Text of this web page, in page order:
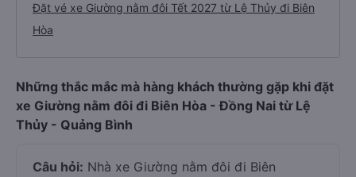
Đặt vé xe Giường nằm đôi Tết 2027 từ Lệ Thủy đi Biên
Hòa
Những thắc mắc mà hàng khách thường gặp khi đặt
xe Giường nằm đôi đi Biên Hòa - Đồng Nai từ Lệ
Thủy - Quảng Bình
Câu hỏi: Nhà xe Giường nằm đôi đi Biên